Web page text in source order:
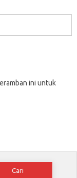
ini untuk